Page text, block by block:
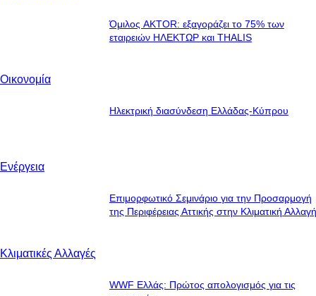
Οικονομία
Όμιλος AKTOR: εξαγοράζει το 75% των
εταιρειών ΗΛΕΚΤΩΡ και THALIS
Ενέργεια
Ηλεκτρική διασύνδεση Ελλάδας-Κύπρου
Κλιματικές Αλλαγές
Επιμορφωτικό Σεμινάριο για την Προσαρμογή
της Περιφέρειας Αττικής στην Κλιματική Αλλαγή
WWF Ελλάς: Πρώτος απολογισμός για τις